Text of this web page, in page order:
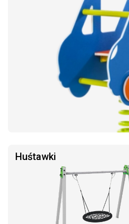
Huśtawki